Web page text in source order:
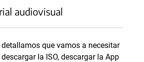
audiovisual
detallamos que vamos a necesitar
la ISO, descargar la App